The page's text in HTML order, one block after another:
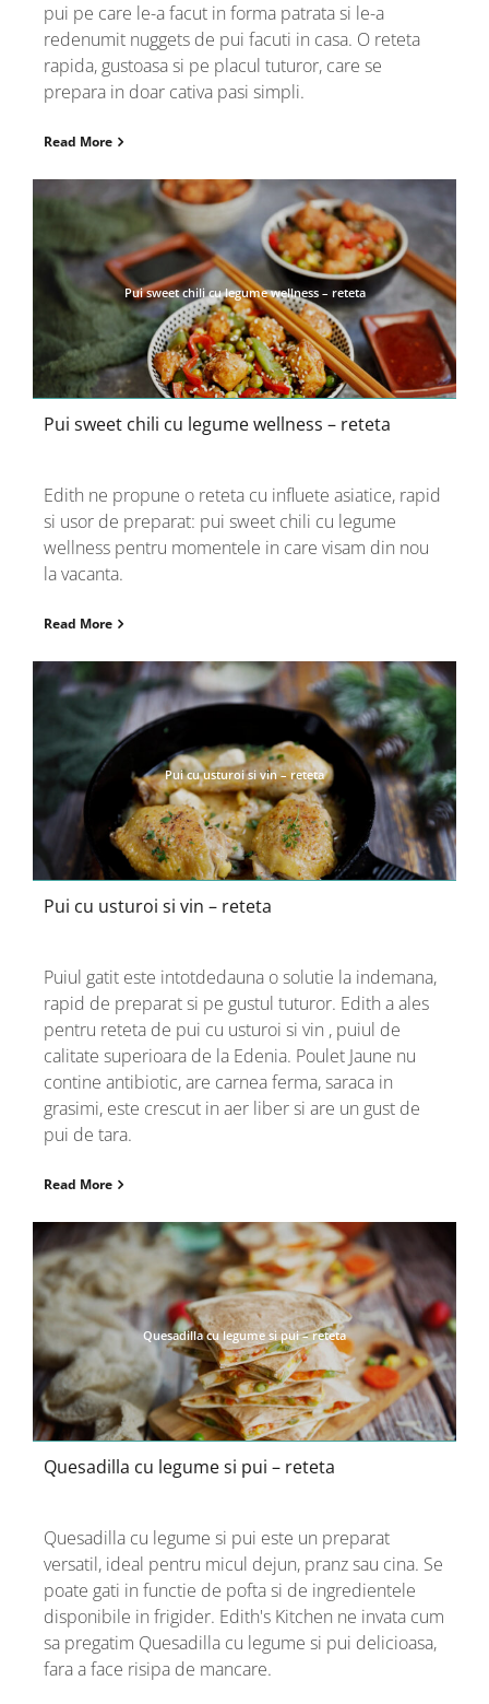
pui pe care le-a facut in forma patrata si le-a
redenumit nuggets de pui facuti in casa. O reteta
rapida, gustoasa si pe placul tuturor, care se
prepara in doar cativa pasi simpli.
Read More
Pui sweet chili cu legume wellness – reteta
Pui sweet chili cu legume wellness – reteta
Edith ne propune o reteta cu influete asiatice, rapid
si usor de preparat: pui sweet chili cu legume
wellness pentru momentele in care visam din nou
la vacanta.
Read More
Pui cu usturoi si vin – reteta
Pui cu usturoi si vin – reteta
Puiul gatit este intotdedauna o solutie la indemana,
rapid de preparat si pe gustul tuturor. Edith a ales
pentru reteta de pui cu usturoi si vin , puiul de
calitate superioara de la Edenia. Poulet Jaune nu
contine antibiotic, are carnea ferma, saraca in
grasimi, este crescut in aer liber si are un gust de
pui de tara.
Read More
Quesadilla cu legume si pui – reteta
Quesadilla cu legume si pui – reteta
Quesadilla cu legume si pui este un preparat
versatil, ideal pentru micul dejun, pranz sau cina. Se
poate gati in functie de pofta si de ingredientele
disponibile in frigider. Edith's Kitchen ne invata cum
sa pregatim Quesadilla cu legume si pui delicioasa,
fara a face risipa de mancare.